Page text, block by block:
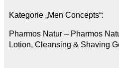
Kategorie „Men Concepts“:
Pharmos Natur – Pharmos
Lotion, Cleansing & Shaving